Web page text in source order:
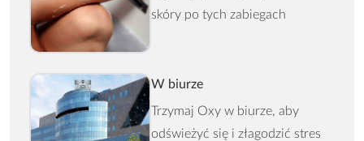
skóry po tych zabiegach
W biurze
Trzymaj Oxy w biurze, aby
odświeżyć się i złagodzić stres